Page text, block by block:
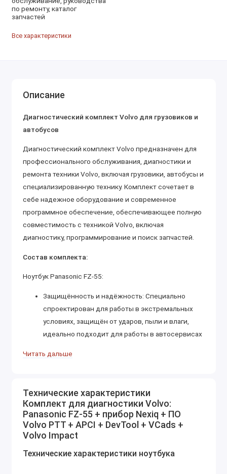
по ремонту, каталог
запчастей
Все характеристики
Описание
Диагностический комплект Volvo для грузовиков и
автобусов
Диагностический комплект Volvo предназначен для
профессионального обслуживания, диагностики и
ремонта техники Volvo, включая грузовики, автобусы и
специализированную технику. Комплект сочетает в
себе надежное оборудование и современное
программное обеспечение, обеспечивающее полную
совместимость с техникой Volvo, включая
диагностику, программирование и поиск запчастей.
Состав комплекта:
Ноутбук Panasonic FZ-55:
Защищённость и надёжность: Специально
спроектирован для работы в экстремальных
условиях, защищён от ударов, пыли и влаги,
идеально подходит для работы в автосервисах
Производительность: Оснащён мощным
и технического обслуживания.
Интерфейсы: Имеет расширенный набор
интерфейсов для подключения к
диагностическим устройствам и оборудованию.
АвтосканерNexiq:
Читать дальше
Технические характеристики
Комплект для диагностики Volvo:
Panasonic FZ-55 + прибор Nexiq + ПО
Volvo PTT + APCI + DevTool + VCads +
Volvo Impact
Технические характеристики ноутбука